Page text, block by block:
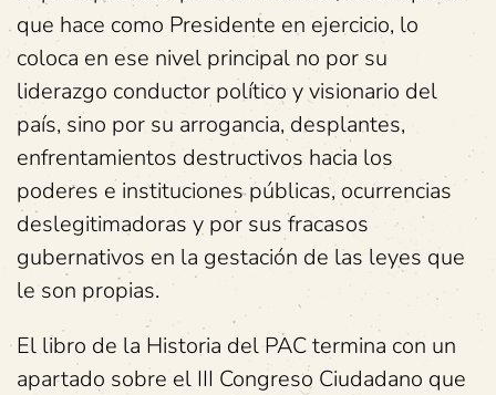
que hace como Presidente en ejercicio, lo
coloca en ese nivel principal no por su
liderazgo conductor político y visionario del
país, sino por su arrogancia, desplantes,
enfrentamientos destructivos hacia los
poderes e instituciones públicas, ocurrencias
deslegitimadoras y por sus fracasos
gubernativos en la gestación de las leyes que
le son propias.
El libro de la Historia del PAC termina con un
apartado sobre el III Congreso Ciudadano que